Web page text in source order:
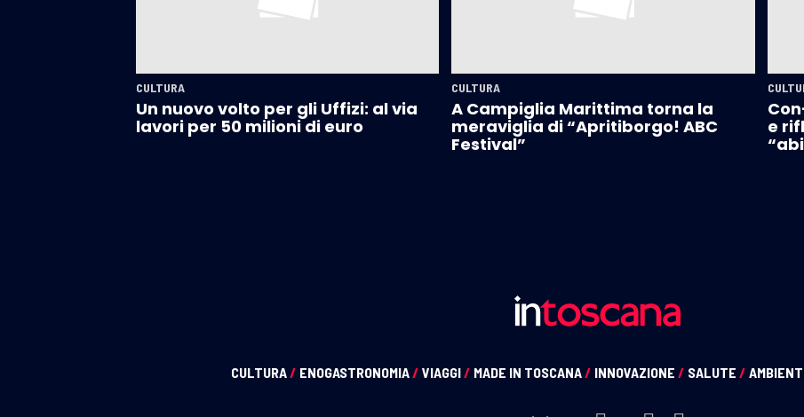
CULTURA
Un nuovo volto per gli Uffizi: al via
lavori per 50 milioni di euro
CULTURA
A Campiglia Marittima torna la
meraviglia di “Apritiborgo! ABC
Festival”
e
CULTURA/ ENOGASTRONOMIA/ VIAGGI/ MADE IN TOSCANA/ INNOVAZIONE / SALUTE /